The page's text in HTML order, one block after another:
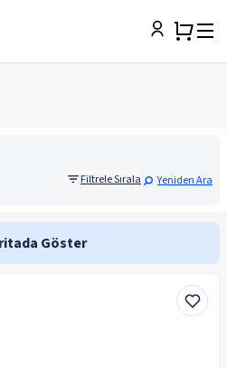
Filtrele Sırala Yeniden Ara
Göster